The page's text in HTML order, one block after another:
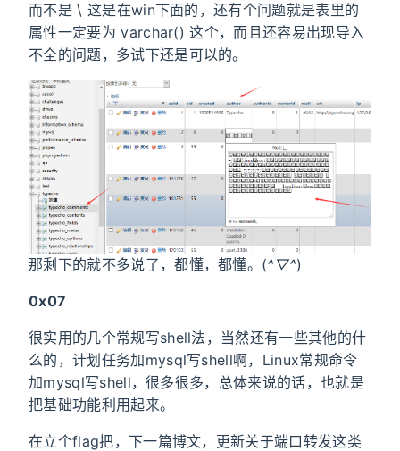
而不是 \ 这是在win下面的，还有个问题就是表里的
属性一定要为 varchar() 这个，而且还容易出现导入
不全的问题，多试下还是可以的。
那剩下的就不多说了，都懂，都懂。(^▽^)
0x07
很实用的几个常规写shell法，当然还有一些其他的什
么的，计划任务加mysql写shell啊，Linux常规命令
加mysql写shell，很多很多，总体来说的话，也就是
把基础功能利用起来。
在立个flag把，下一篇博文，更新关于端口转发这类